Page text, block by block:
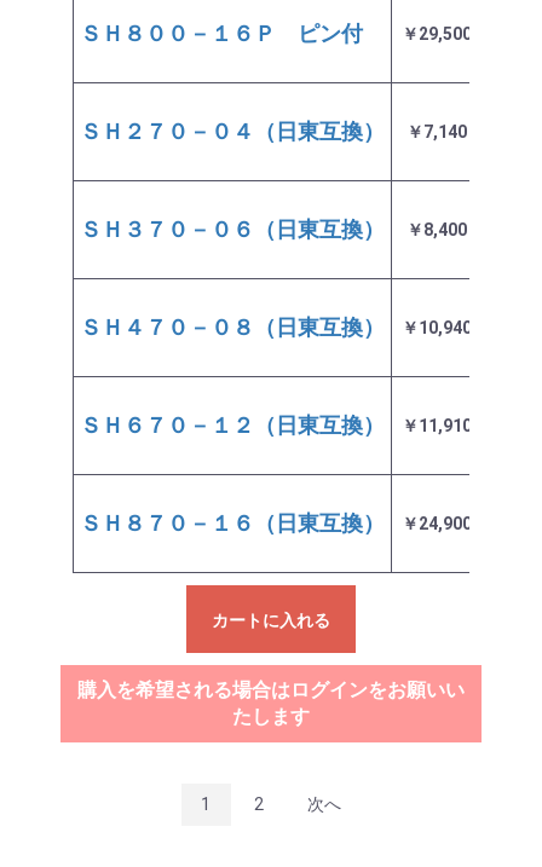
ＳＨ８００－１６Ｐ ピン付 ￥29,500
ＳＨ２７０－０４（日東互換） ￥7,140
ＳＨ３７０－０６（日東互換） ￥8,400
ＳＨ４７０－０８（日東互換） ￥10,940
ＳＨ６７０－１２（日東互換） ￥11,910
ＳＨ８７０－１６（日東互換） ￥24,900
カートに入れる
購入を希望される場合はログインをお願いい
たします
1 2 次へ